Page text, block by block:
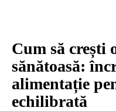
Cum să crești
sănătoasă:
alimentație
echilibrată